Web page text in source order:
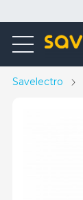
Savelectro